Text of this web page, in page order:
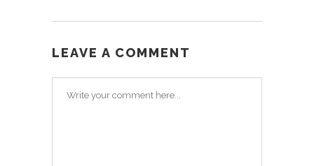
LEAVE A COMMENT